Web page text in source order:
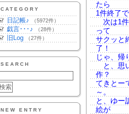
CATEGORY
日記帳♪ （5972件）
戯言･･･♪ （28件）
旧Log （27件）
SEARCH
NEW ENTRY
たら
1件終了
次は1件
って
サクッと
了！
じゃ、帰
と、思
作？
てきとー
～。
と、ゆー
絵が